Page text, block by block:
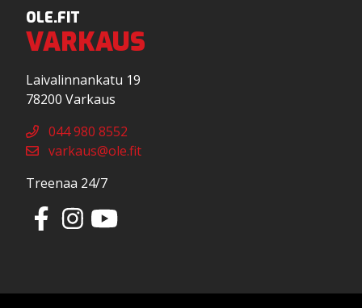
OLE.FIT
VARKAUS
Laivalinnankatu 19
78200 Varkaus
044 980 8552
varkaus@ole.fit
Treenaa 24/7